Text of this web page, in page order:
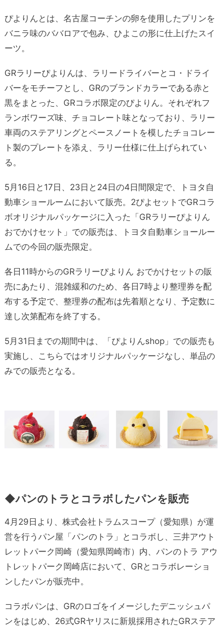
ぴよりんとは、名古屋コーチンの卵を使用したプリンを
バニラ味のババロアで包み、ひよこの形に仕上げたスイ
ーツ。
GRラリーぴよりんは、ラリードライバーとコ・ドライ
バーをモチーフとし、GRのブランドカラーである赤と
黒をまとった、GRコラボ限定のぴよりん。それぞれフ
ランボワーズ味、チョコレート味となっており、ラリー
車両のステアリングとペースノートを模したチョコレー
ト製のプレートを添え、ラリー仕様に仕上げられてい
る。
5月16日と17日、23日と24日の4日間限定で、トヨタ自
動車ショールームにおいて販売。2ぴよセットでGRコラ
ボオリジナルパッケージに入った「GRラリーぴよりん
おでかけセット」での販売は、トヨタ自動車ショールー
ムでの今回の販売限定。
各日11時からのGRラリーぴよりん おでかけセットの販
売にあたり、混雑緩和のため、各日7時より整理券を配
布する予定で、整理券の配布は先着順となり、予定数に
達し次第配布を終了する。
5月31日までの期間中は、「ぴよりんshop」での販売も
実施し、こちらではオリジナルパッケージなし、単品の
みでの販売となる。
◆パンのトラとコラボしたパンを販売
4月29日より、株式会社トラムスコープ（愛知県）が運
営を行うパン屋「パンのトラ」とコラボし、三井アウト
レットパーク岡崎（愛知県岡崎市）内、パンのトラ アウ
トレットパーク岡崎店において、GRとコラボレーショ
ンしたパンが販売中。
コラボパンは、GRのロゴをイメージしたデニッシュパ
ンをはじめ、26式GRヤリスに新規採用されたGRステア